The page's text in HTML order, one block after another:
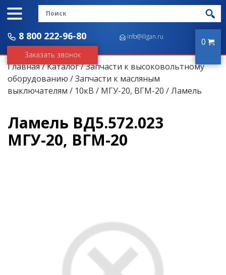
8 800 222-96-80
Заказать звонок
info@iligan.ru 0
Главная/Каталог/Запчасти к высоковольтному
оборудованию /Запчасти к масляным
выключателям / 10кВ / МГУ-20, ВГМ-20 / Ламель
Ламель ВД5.572.023
МГУ-20, ВГМ-20